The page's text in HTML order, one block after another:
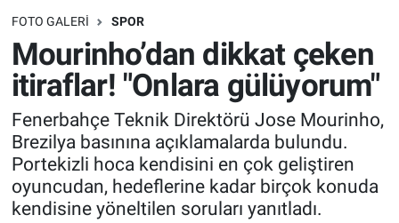
FOTO GALERI SPOR
Mourinho’dan dikkat çeken
itiraflar! "Onlara gülüyorum"
Fenerbahçe Teknik Direktörü Jose Mourinho,
Brezilya basınına açıklamalarda bulundu.
Portekizli hoca kendisini en çok geliştiren
oyuncudan, hedeflerine kadar birçok konuda
kendisine yöneltilen soruları yanıtladı.
Bilim turu
Bilim ve Teknoloji Evreni
Doğa Konuşuyor
Dünya
Ege Saati
Dünya
Teknoloji
Sağlık
Spor
Yayın Akışı
Trafik Durumu
Süper Lig Puan Durumu ve Fikstür
Tüm Manşetler
Son Dakika Haberleri
Haber Arşivi